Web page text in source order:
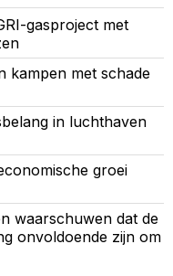
gasproject met
kampen met schade
in luchthaven
groei
waarschuwen dat de
onvoldoende zijn om